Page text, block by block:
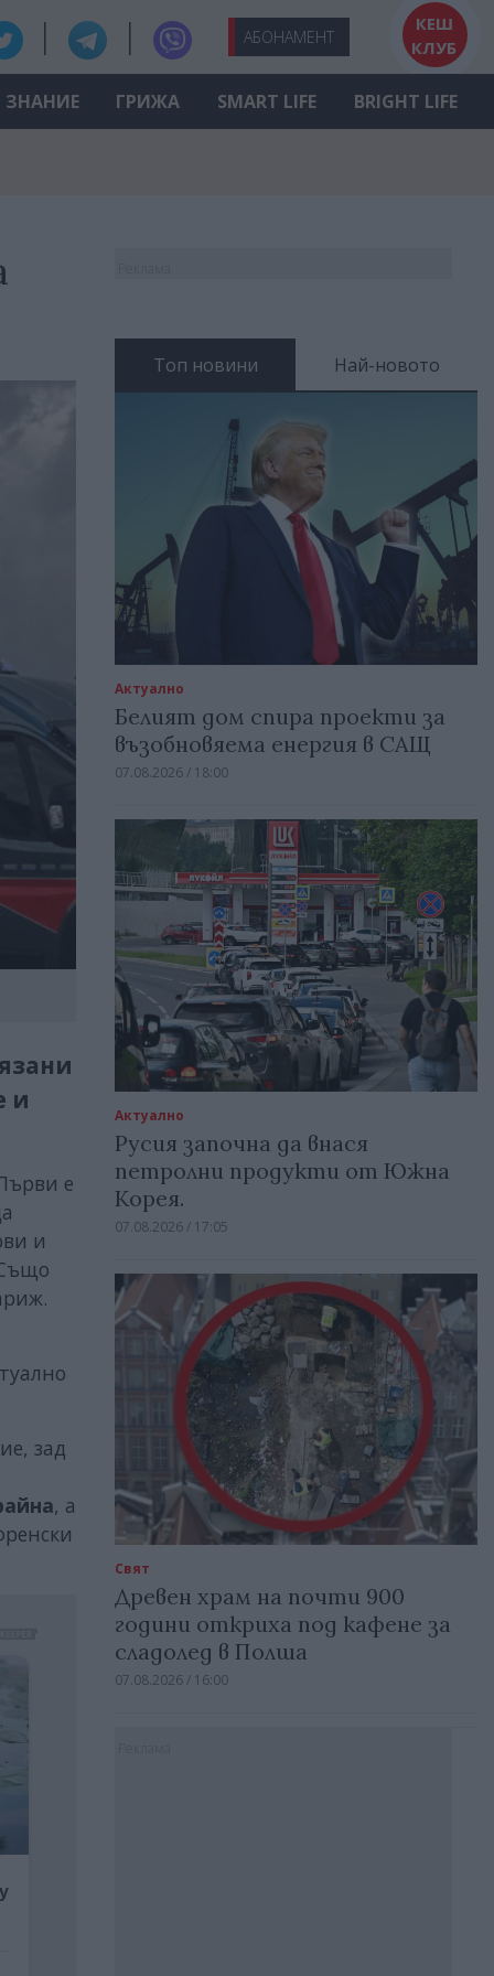
АБОНАМЕНТ
КЕШ
КЛУБ
ЗНАНИЕ ГРИЖА SMART LIFE BRIGHT LIFE
и
е
и
зад
, а
Топ новини Най-новото
Актуално
Белият дом спира проекти за
възобновяема енергия в САЩ
07.08.2026 / 18:00
Актуално
Русия започна да внася
петролни продукти от Южна
Корея.
07.08.2026 / 17:05
Свят
Древен храм на почти 900
години откриха под кафене за
сладолед в Полша
07.08.2026 / 16:00